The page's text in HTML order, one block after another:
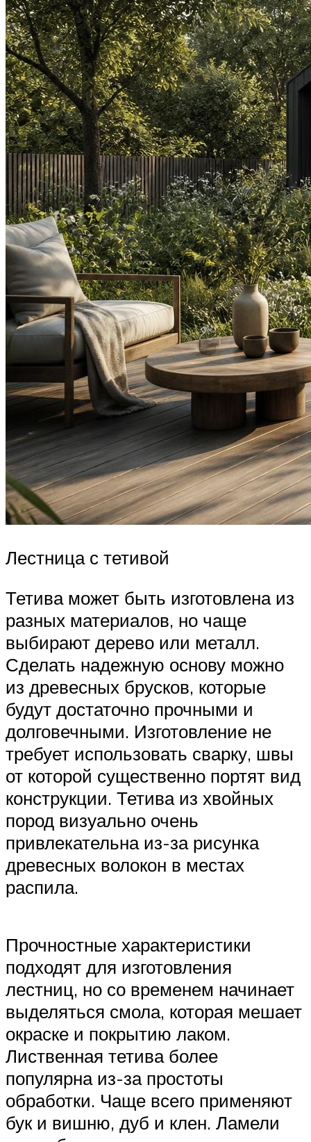
Лестница с тетивой
Тетива может быть изготовлена из
разных материалов, но чаще
выбирают дерево или металл.
Сделать надежную основу можно
из древесных брусков, которые
будут достаточно прочными и
долговечными. Изготовление не
требует использовать сварку, швы
от которой существенно портят вид
конструкции. Тетива из хвойных
пород визуально очень
привлекательна из-за рисунка
древесных волокон в местах
распила.
Прочностные характеристики
подходят для изготовления
лестниц, но со временем начинает
выделяться смола, которая мешает
окраске и покрытию лаком.
Лиственная тетива более
популярна из-за простоты
обработки. Чаще всего применяют
бук и вишню, дуб и клен. Ламели